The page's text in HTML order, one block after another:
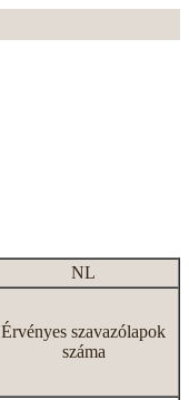
NL
Érvényes szavazólapok
száma